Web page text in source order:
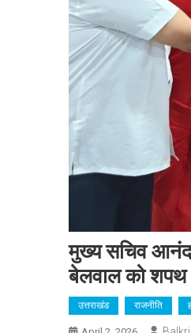
मुख्य सचिव आनंद
बेलवाल को शपथ
उत्तराखंड राजनीति